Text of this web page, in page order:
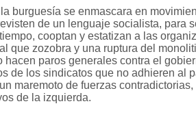
burguesía se enmascara en
de un lenguaje socialista, para
cooptan y estatizan a las
que zozobra y una ruptura del
hacen paros generales contra el
de los sindicatos que no adhieren al
maremoto de fuerzas
de la izquierda.